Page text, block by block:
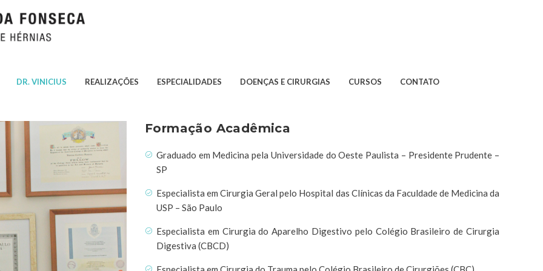
DR. VINICIUS REALIZAÇÕES ESPECIALIDADES DOENÇAS E CIRURGIAS CURSOS CONTATO
Formação Acadêmica
Graduado em Medicina pela Universidade do Oeste Paulista – Presidente Prudente –
SP
Especialista em Cirurgia Geral pelo Hospital das Clínicas da Faculdade de Medicina da
USP – São Paulo
Especialista em Cirurgia do Aparelho Digestivo pelo Colégio Brasileiro de Cirurgia
Digestiva (CBCD)